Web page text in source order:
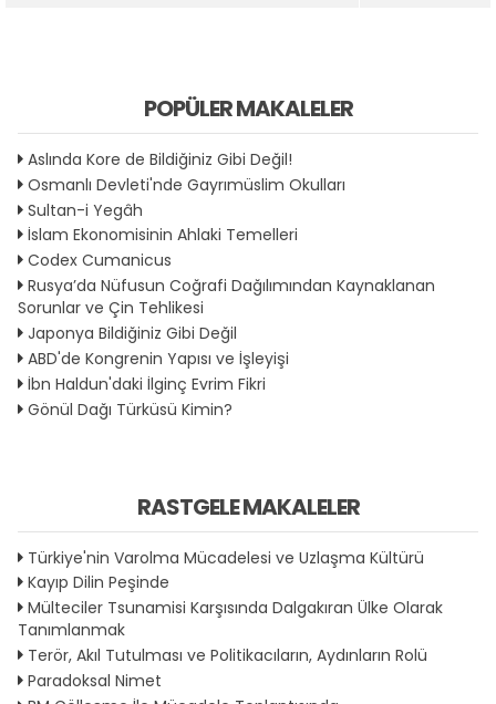
POPÜLER MAKALELER
Aslında Kore de Bildiğiniz Gibi Değil!
Osmanlı Devleti'nde Gayrımüslim Okulları
Sultan-i Yegâh
İslam Ekonomisinin Ahlaki Temelleri
Codex Cumanicus
Rusya’da Nüfusun Coğrafi Dağılımından Kaynaklanan
Sorunlar ve Çin Tehlikesi
Japonya Bildiğiniz Gibi Değil
ABD'de Kongrenin Yapısı ve İşleyişi
İbn Haldun'daki İlginç Evrim Fikri
Gönül Dağı Türküsü Kimin?
RASTGELE MAKALELER
Türkiye'nin Varolma Mücadelesi ve Uzlaşma Kültürü
Kayıp Dilin Peşinde
Mülteciler Tsunamisi Karşısında Dalgakıran Ülke Olarak
Tanımlanmak
Terör, Akıl Tutulması ve Politikacıların, Aydınların Rolü
Paradoksal Nimet